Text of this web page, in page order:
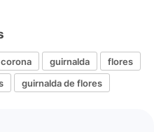
corona guirnalda
flores
guirnalda de flores